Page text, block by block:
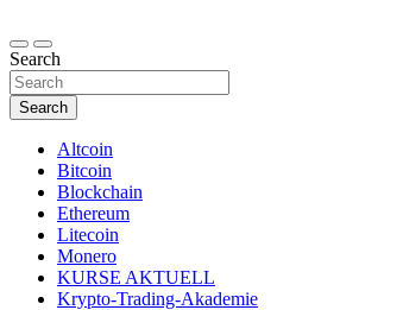
Search
Search
Altcoin
Bitcoin
Blockchain
Ethereum
Litecoin
Monero
KURSE AKTUELL
Krypto-Trading-Akademie